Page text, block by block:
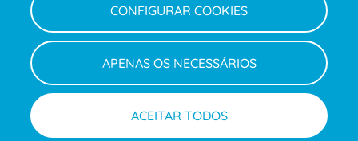
Policy
Política de Privacidade e Cookies
Termos e Condições
Declaração de Acessibilidade
Canal de Denúncias
Informações legais
CONFIGURAR COOKIES
APENAS OS NECESSÁRIOS
ACEITAR TODOS